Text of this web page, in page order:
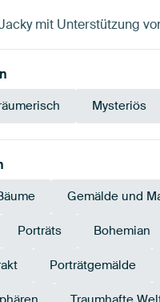
mit Unterstützung
Mysteriös
Gemälde und
Porträts Bohemian
Porträtgemälde